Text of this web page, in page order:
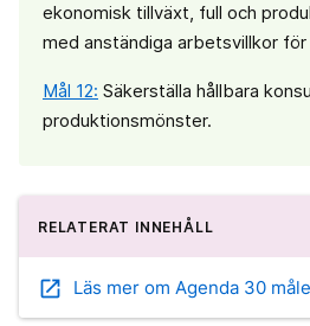
ekonomisk tillväxt, full och
med anständiga arbetsvillkor för
Mål 12: Säkerställa hållbara
produktionsmönster.
RELATERAT INNEHÅLL
open_in_new Läs mer om Agenda 30